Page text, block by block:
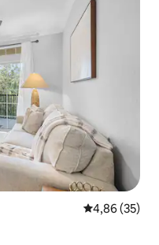
Średnia
4,86 (35)